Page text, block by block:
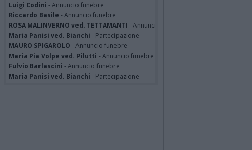
Luigi Codini - Annuncio funebre
Riccardo Basile - Annuncio funebre
ROSA MALINVERNO ved. TETTAMANTI - Annuncio funebre
Maria Panisi ved. Bianchi - Partecipazione
MAURO SPIGAROLO - Annuncio funebre
Maria Pia Volpe ved. Pilutti - Annuncio funebre
Fulvio Barlascini - Annuncio funebre
Maria Panisi ved. Bianchi - Partecipazione